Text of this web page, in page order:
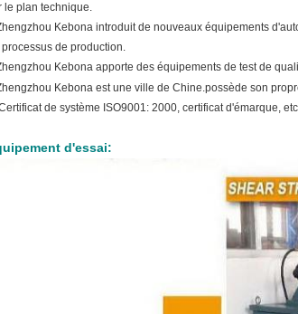
le plan technique.
Kebona introduit de nouveaux équipements
de production.
Kebona apporte des équipements de test de
Kebona est une ville de Chine.possède son
de système ISO9001: 2000, certificat d'émarque,
d'essai: